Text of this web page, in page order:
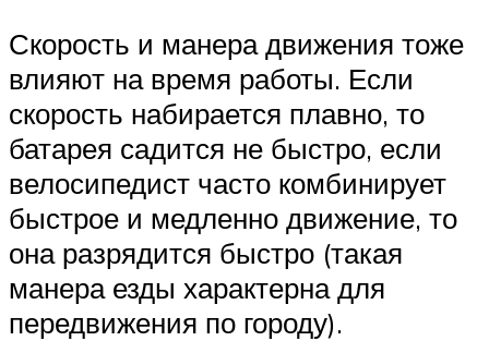
Скорость и манера движения тоже
влияют на время работы. Если
скорость набирается плавно, то
батарея садится не быстро, если
велосипедист часто комбинирует
быстрое и медленно движение, то
она разрядится быстро (такая
манера езды характерна для
передвижения по городу).